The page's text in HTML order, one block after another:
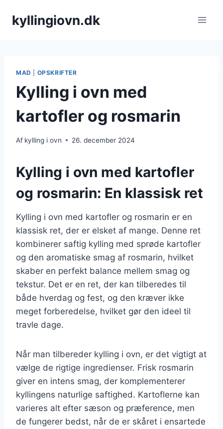
kyllingiovn.dk
MAD OPSKRIFTER
Kylling i ovn med
kartofler og rosmarin
Af kylling i ovn 26. december 2024
Kylling i ovn med kartofler
og rosmarin: En klassisk ret
Kylling i ovn med kartofler og rosmarin er en
klassisk ret, der er elsket af mange. Denne ret
kombinerer saftig kylling med sprøde kartofler
og den aromatiske smag af rosmarin, hvilket
skaber en perfekt balance mellem smag og
tekstur. Det er en ret, der kan tilberedes til
både hverdag og fest, og den kræver ikke
meget forberedelse, hvilket gør den ideel til
travle dage.
Når man tilbereder kylling i ovn, er det vigtigt at
vælge de rigtige ingredienser. Frisk rosmarin
giver en intens smag, der komplementerer
kyllingens naturlige saftighed. Kartoflerne kan
varieres alt efter sæson og præference, men
de fungerer bedst, når de er skåret i ensartede